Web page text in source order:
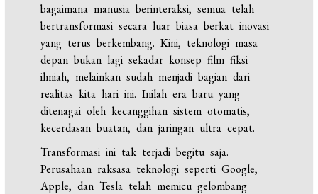
bagaimana manusia berinteraksi, semua telah
bertransformasi secara luar biasa berkat inovasi
yang terus berkembang. Kini, teknologi masa
depan bukan lagi sekadar konsep film fiksi
ilmiah, melainkan sudah menjadi bagian dari
realitas kita hari ini. Inilah era baru yang
ditenagai oleh kecanggihan sistem otomatis,
kecerdasan buatan, dan jaringan ultra cepat.
Transformasi ini tak terjadi begitu saja.
Perusahaan raksasa teknologi seperti Google,
Apple, dan Tesla telah memicu gelombang